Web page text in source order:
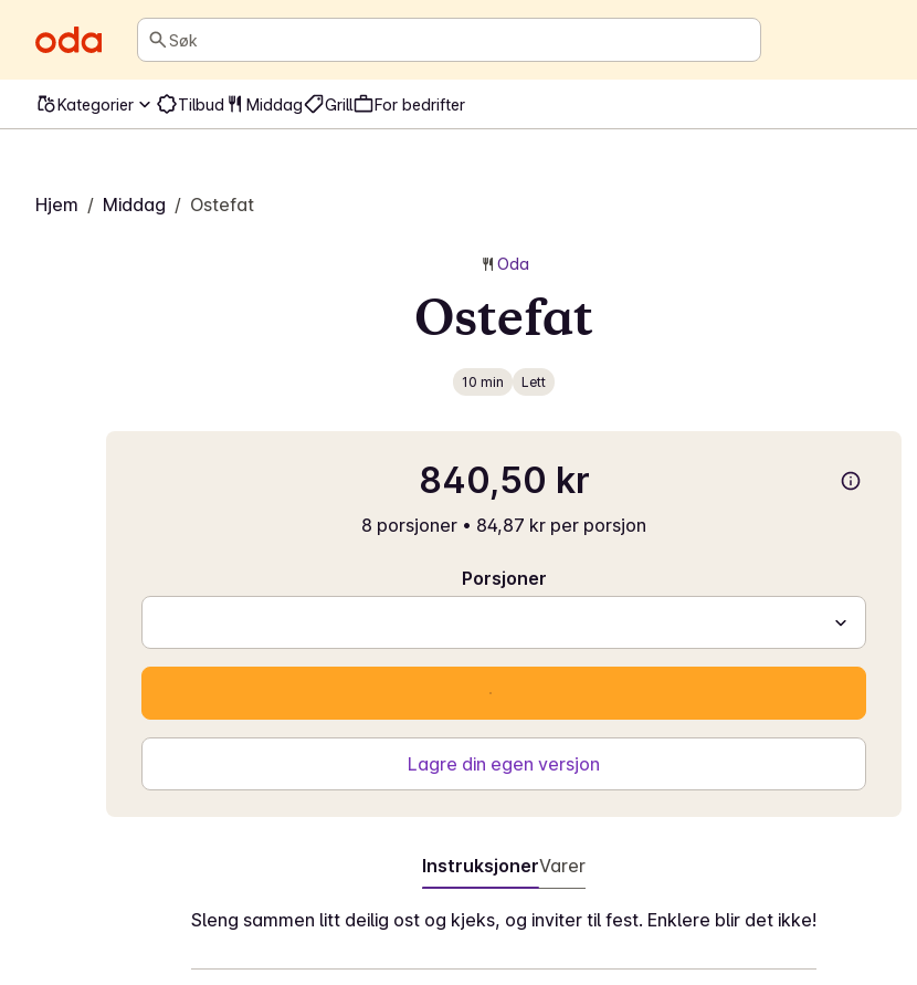
Søk
Kategorier Tilbud Middag Grill For bedrifter
Hjem / Middag / Ostefat
Oda
Ostefat
10 min Lett
840,50 kr
8 porsjoner • 84,87 kr per porsjon
Porsjoner
Lagre din egen versjon
InstruksjonerVarer
Sleng sammen litt deilig ost og kjeks, og inviter til fest. Enklere blir det ikke!